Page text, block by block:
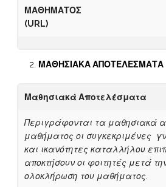
ΜΑΘΗΜΑΤΟΣ
(URL)
ΜΑΘΗΣΙΑΚΑ ΑΠΟΤΕΛΕΣΜΑΤΑ
Μαθησιακά Αποτελέσματα
Περιγράφονται τα μαθησιακά
μαθήματος οι συγκεκριμένες
και ικανότητες καταλλήλου
αποκτήσουν οι φοιτητές μετά
ολοκλήρωση του μαθήματος.